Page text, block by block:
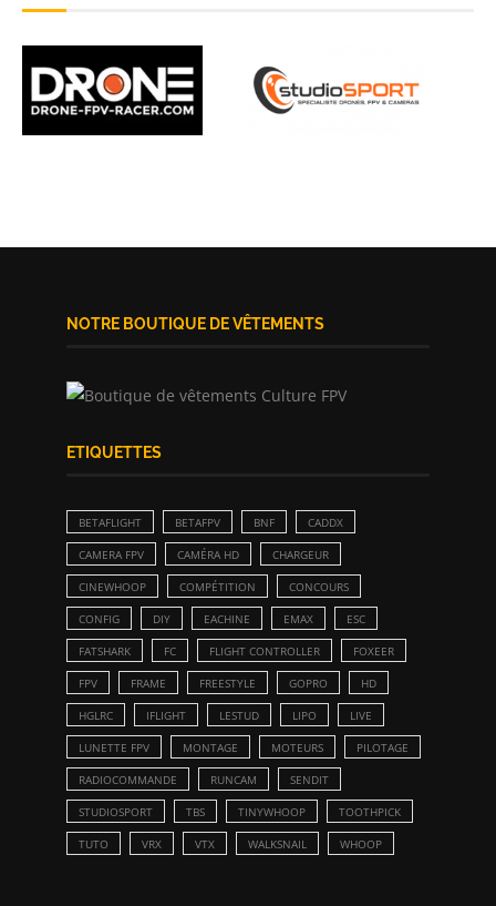
NOTRE BOUTIQUE DE VÊTEMENTS
ETIQUETTES
BETAFLIGHT BETAFPV BNF CADDX
CAMERA FPV CAMÉRA HD CHARGEUR
CINEWHOOP COMPÉTITION CONCOURS
CONFIG DIY EACHINE EMAX ESC
FATSHARK FC FLIGHT CONTROLLER FOXEER
FPV FRAME FREESTYLE GOPRO HD
HGLRC IFLIGHT LESTUD LIPO LIVE
LUNETTE FPV MONTAGE MOTEURS PILOTAGE
RADIOCOMMANDE RUNCAM SENDIT
STUDIOSPORT TBS TINYWHOOP TOOTHPICK
TUTO VRX VTX WALKSNAIL WHOOP